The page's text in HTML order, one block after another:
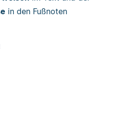
in den Fußnoten